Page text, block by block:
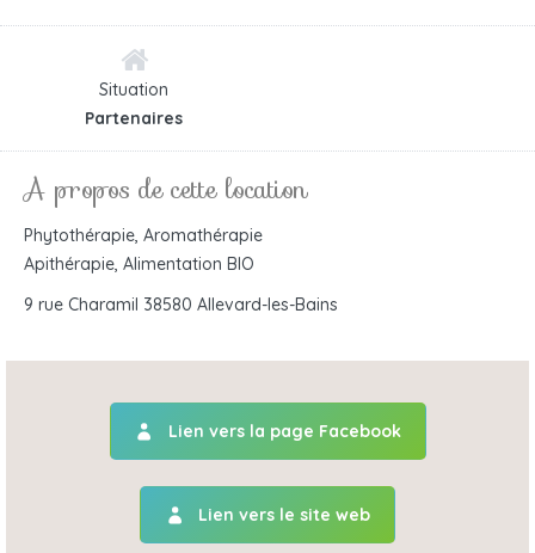
Situation
Partenaires
A propos de cette location
Phytothérapie, Aromathérapie
Apithérapie, Alimentation BIO
9 rue Charamil 38580 Allevard-les-Bains
Lien vers la page Facebook
Lien vers le site web